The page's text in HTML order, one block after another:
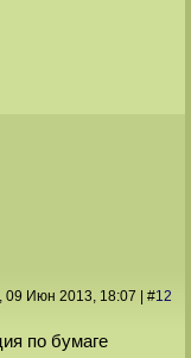
09 Июн 2013, 18:07 #12
по бумаге